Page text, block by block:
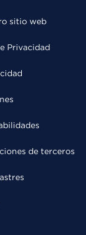
sitio web
Privacidad
de terceros